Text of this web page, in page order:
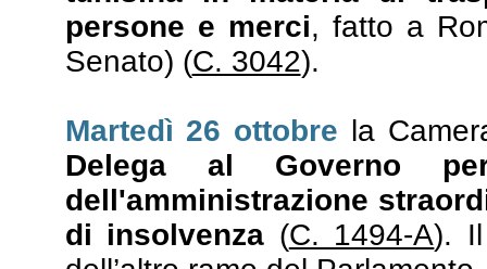
persone e merci, fatto a
Senato) (C. 3042).
Martedì 26 ottobre la
Delega al Governo
dell'amministrazione
di insolvenza (C. 1494-A). Il